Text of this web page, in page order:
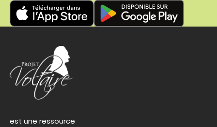
est une ressource